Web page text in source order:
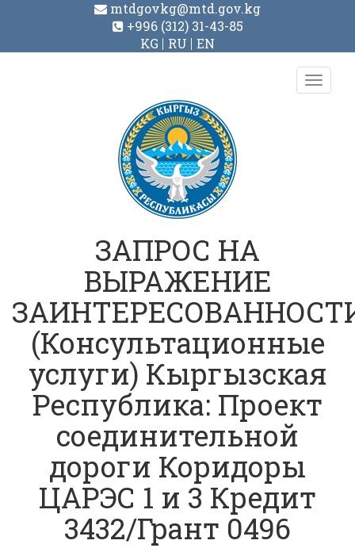
mtdgovkg@mtd.gov.kg
+996 (312) 31-43-85
KG
RU EN
Toggle
ЗАПРОС НА
ВЫРАЖЕНИЕ
(Консультационные
услуги) Кыргызская
Республика: Проект
соединительной
дороги Коридоры
ЦАРЭС 1 и 3 Кредит
3432/Грант 0496